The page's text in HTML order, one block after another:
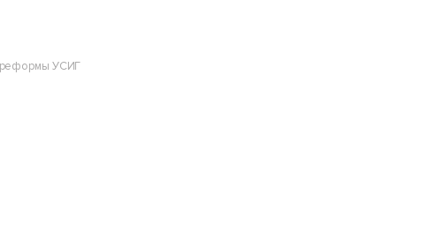
реформы УСИГ